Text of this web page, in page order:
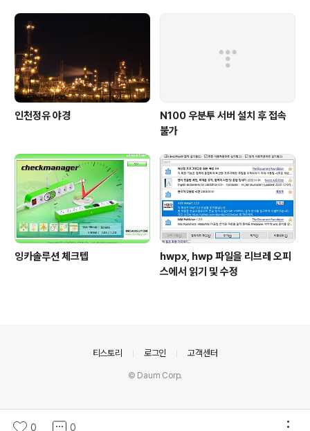
인천정유 야경
N100 우분투 서버 설치 후 접속
불가
잉카솔루션 체크텝
hwpx, hwp 파일을 리브레 오피
스에서 읽기 및 수정
0 0
티스토리 로그인 고객센터
© Daum Corp.